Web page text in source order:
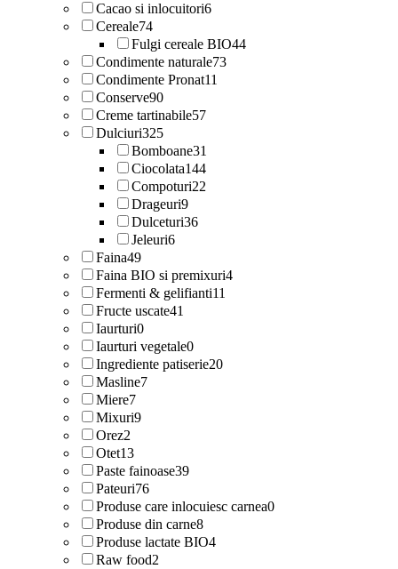
Cacao si inlocuitori6
Cereale74
Fulgi cereale BIO44
Condimente naturale73
Condimente Pronat11
Conserve90
Creme tartinabile57
Dulciuri325
Bomboane31
Ciocolata144
Compoturi22
Drageuri9
Dulceturi36
Jeleuri6
Faina49
Faina BIO si premixuri4
Fermenti & gelifianti11
Fructe uscate41
Iaurturi0
Iaurturi vegetale0
Ingrediente patiserie20
Masline7
Miere7
Mixuri9
Orez2
Otet13
Paste fainoase39
Pateuri76
Produse care inlocuiesc carnea0
Produse din carne8
Produse lactate BIO4
Raw food2